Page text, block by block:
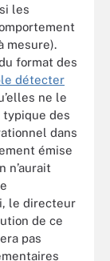
les
mesure).
format des
détecter
ne le
des
dans
émise
n’aurait
le directeur
de ce
pas